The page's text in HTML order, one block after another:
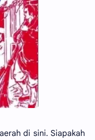
di sini. Siapakah